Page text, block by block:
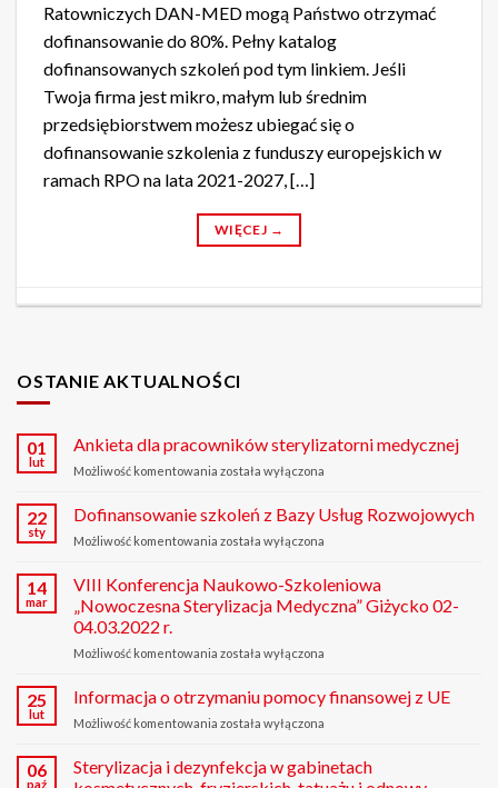
OSTANIE AKTUALNOŚCI
01
lut
Ankieta dla pracowników sterylizatorni medycznej
Możliwość komentowania Ankieta
pracowników
medycznej
została wyłączona
22
sty
Dofinansowanie szkoleń z Bazy Usług Rozwojowych
Możliwość komentowania Dofinansowanie
Bazy
Usług
została wyłączona
14
mar
VIII Konferencja Naukowo-Szkoleniowa
„Nowoczesna Sterylizacja Medyczna” Giżycko 02-
04.03.2022 r.
Możliwość komentowania VIII
Naukowo-
Szkoleniowa
„Nowoczesna
Medyczna”
została wyłączona
25
lut
Informacja o otrzymaniu pomocy finansowej z UE
Możliwość komentowania Informacja
otrzymaniu
pomocy
została wyłączona
06
paź
Sterylizacja i dezynfekcja w gabinetach
Ratowniczych DAN-MED mogą Państwo otrzymać
dofinansowanie do 80%. Pełny katalog
dofinansowanych szkoleń pod tym linkiem. Jeśli
Twoja firma jest mikro, małym lub średnim
przedsiębiorstwem możesz ubiegać się o
dofinansowanie szkolenia z funduszy europejskich w
ramach RPO na lata 2021-2027, […]
WIĘCEJ →